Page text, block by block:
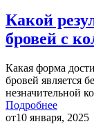
Какой
бровей с
Какая форма
бровей является
незначительной
Подробнее
от10 января, 2025